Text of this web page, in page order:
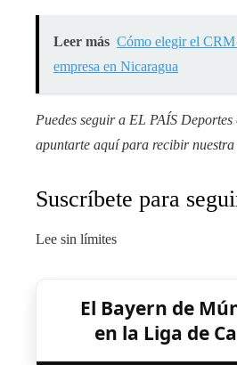
Leer más Cómo elegir el CRM
empresa en Nicaragua
Puedes seguir a EL PAÍS Deportes
apuntarte aquí para recibir
Suscríbete para
Lee sin límites
El Bayern de
en la Liga de